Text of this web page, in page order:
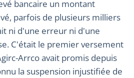
bancaire un montant
parfois de plusieurs milliers
ni d'une erreur ni d'une
C'était le premier versement
Arrco avait promis depuis
la suspension injustifiée de